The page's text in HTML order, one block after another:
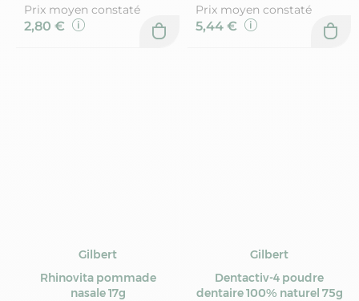
Prix moyen constaté
2,80 €
Prix moyen constaté
5,44 €
Gilbert
Rhinovita pommade
nasale 17g
Gilbert
Dentactiv-4 poudre
dentaire 100% naturel 75g